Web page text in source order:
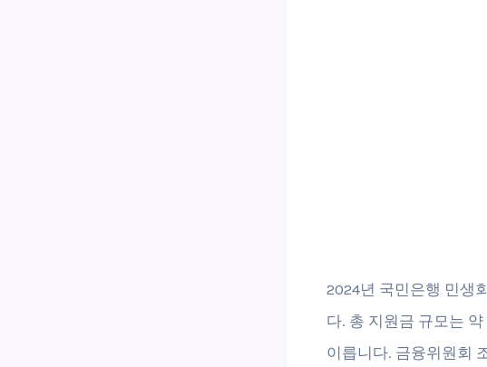
2024년 국민은행 민생
다. 총 지원금 규모는
이릅니다. 금융위원회